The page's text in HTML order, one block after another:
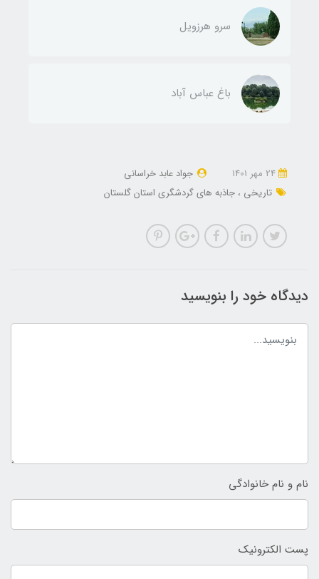
سرو هرزویل
باغ عباس آباد
جواد عابد خراسانی
تاریخی
جاذبه های گردشگری استان گلستان
دیدگاه خود را بنویسید
نام و نام خانوادگی
پست الکترونیک